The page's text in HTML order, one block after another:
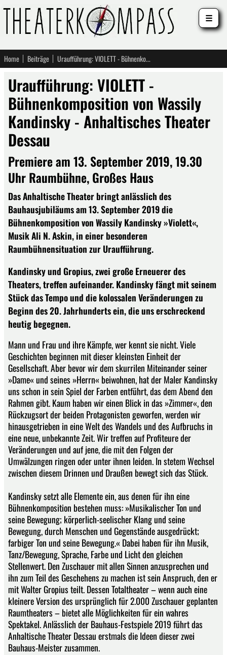
Home Beiträge Uraufführung: VIOLETT - Bühnenkomposition von Wassily Kandinsky - Anhaltisches Theater Dessau
Uraufführung: VIOLETT -
Bühnenkomposition von Wassily
Kandinsky - Anhaltisches Theater
Dessau
Premiere am 13. September 2019, 19.30
Uhr Raumbühne, Großes Haus
Das Anhaltische Theater bringt anlässlich des
Bauhausjubiläums am 13. September 2019 die
Bühnenkomposition von Wassily Kandinsky »Violett«,
Musik Ali N. Askin, in einer besonderen
Raumbühnensituation zur Uraufführung.
Kandinsky und Gropius, zwei große Erneuerer des
Theaters, treffen aufeinander. Kandinsky fängt mit seinem
Stück das Tempo und die kolossalen Veränderungen zu
Beginn des 20. Jahrhunderts ein, die uns erschreckend
heutig begegnen.
Mann und Frau und ihre Kämpfe, wer kennt sie nicht. Viele
Geschichten beginnen mit dieser kleinsten Einheit der
Gesellschaft. Aber bevor wir dem skurrilen Miteinander seiner
»Dame« und seines »Herrn« beiwohnen, hat der Maler Kandinsky
uns schon in sein Spiel der Farben entführt, das dem Abend den
Rahmen gibt. Kaum haben wir einen Blick in das »Zimmer«, den
Rückzugsort der beiden Protagonisten geworfen, werden wir
hinausgetrieben in eine Welt des Wandels und des Aufbruchs in
eine neue, unbekannte Zeit. Wir treffen auf Profiteure der
Veränderungen und auf jene, die mit den Folgen der
Umwälzungen ringen oder unter ihnen leiden. In stetem Wechsel
zwischen diesem Drinnen und Draußen bewegt sich das Stück.
Kandinsky setzt alle Elemente ein, aus denen für ihn eine
Bühnenkomposition bestehen muss: »Musikalischer Ton und
seine Bewegung; körperlich-seelischer Klang und seine
Bewegung, durch Menschen und Gegenstände ausgedrückt;
farbiger Ton und seine Bewegung.« Dabei haben für ihn Musik,
Tanz/Bewegung, Sprache, Farbe und Licht den gleichen
Stellenwert. Den Zuschauer mit allen Sinnen anzusprechen und
ihn zum Teil des Geschehens zu machen ist sein Anspruch, den er
mit Walter Gropius teilt. Dessen Totaltheater – wenn auch eine
kleinere Version des ursprünglich für 2.000 Zuschauer geplanten
Raumtheaters – bietet alle Möglichkeiten für ein wahres
Spektakel. Anlässlich der Bauhaus-Festspiele 2019 führt das
Anhaltische Theater Dessau erstmals die Ideen dieser zwei
Bauhaus-Meister zusammen.
☰